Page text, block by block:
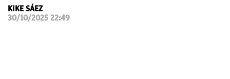
KIKE SÁEZ
30/10/2025 22:49